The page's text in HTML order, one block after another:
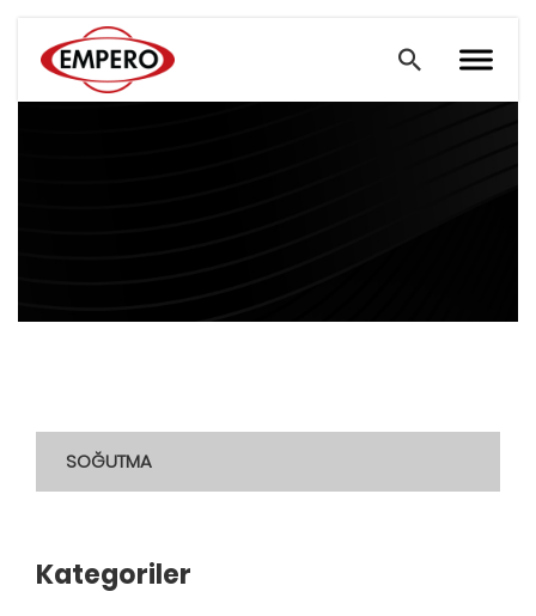
SOĞUTMA
Kategoriler